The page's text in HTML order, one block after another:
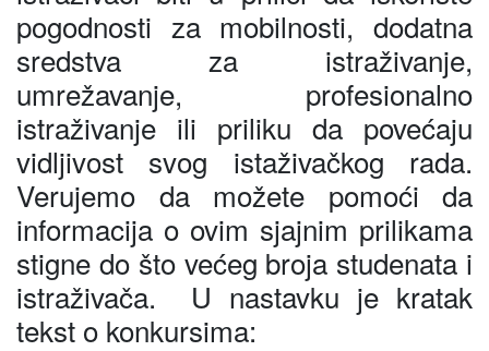
pogodnosti za mobilnosti, dodatna
sredstva za istraživanje,
umrežavanje, profesionalno
istraživanje ili priliku da povećaju
vidljivost svog istaživačkog rada.
Verujemo da možete pomoći da
informacija o ovim sjajnim prilikama
stigne do što većeg broja studenata i
istraživača. U nastavku je kratak
tekst o konkursima: